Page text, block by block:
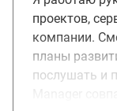
проектов,
компании.
планы
послушать и